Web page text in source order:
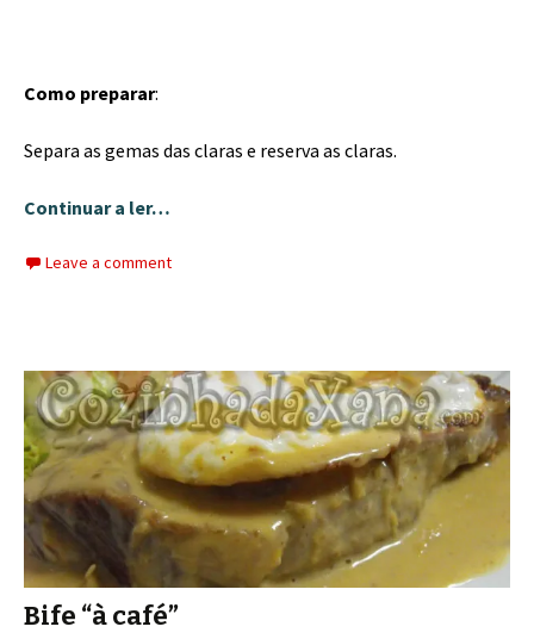
Como preparar:
Separa as gemas das claras e reserva as claras.
Continuar a ler…
Leave a comment
Bife “à café”